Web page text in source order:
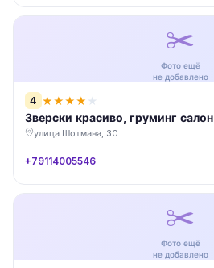
✂️
Фото ещё
не добавлено
4 ★★★★ ★
Зверски красиво, груминг салон
улица Шотмана, 30
+79114005546
✂️
Фото ещё
не добавлено